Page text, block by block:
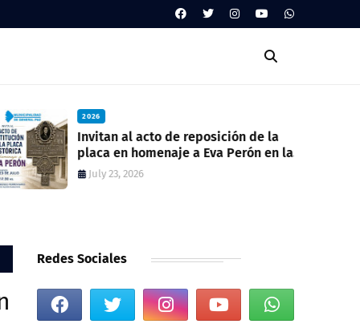
2026
Invitan al acto de reposición de la
placa en homenaje a Eva Perón en la
ex estación del ferrocarril
July 23, 2026
Redes Sociales